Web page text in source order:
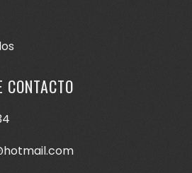
CONTACTO